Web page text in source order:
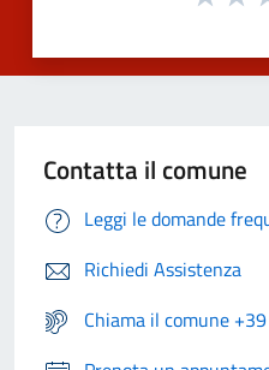
Contatta il comune
Leggi le domande
Richiedi Assistenza
Chiama il comune